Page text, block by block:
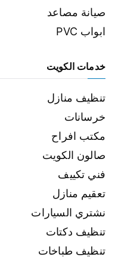
صيانة مصاعد
ابواب PVC
خدمات الكويت
تنظيف منازل
خرسانات
مكتب افراح
صالون الكويت
فني تكييف
تعقيم منازل
نشتري السيارات
تنظيف دكتات
تنظيف طباخات